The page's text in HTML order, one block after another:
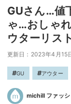
GUさん…値
ゃ…おしゃ
ウターリスト
更新日：2023年4月15
GU アウター
michill ファッシ